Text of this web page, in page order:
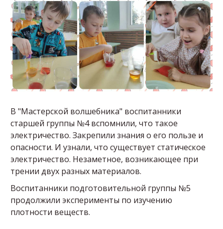
В "Мастерской волшебника" воспитанники
старшей группы №4 вспомнили, что такое
электричество. Закрепили знания о его пользе и
опасности. И узнали, что существует статическое
электричество. Незаметное, возникающее при
трении двух разных материалов.
Воспитанники подготовительной группы №5
продолжили эксперименты по изучению
плотности веществ.